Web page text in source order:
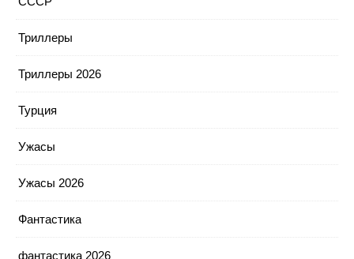
Триллеры
Триллеры 2026
Турция
Ужасы
Ужасы 2026
Фантастика
фантастика 2026